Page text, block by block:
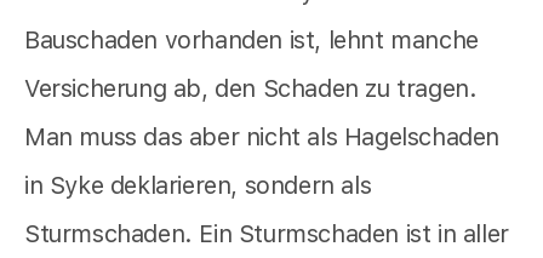
Bauschaden vorhanden ist, lehnt manche
Versicherung ab, den Schaden zu tragen.
Man muss das aber nicht als Hagelschaden
in Syke deklarieren, sondern als
Sturmschaden. Ein Sturmschaden ist in aller